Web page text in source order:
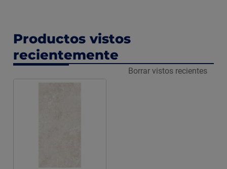
Productos vistos
recientemente
Borrar vistos recientes